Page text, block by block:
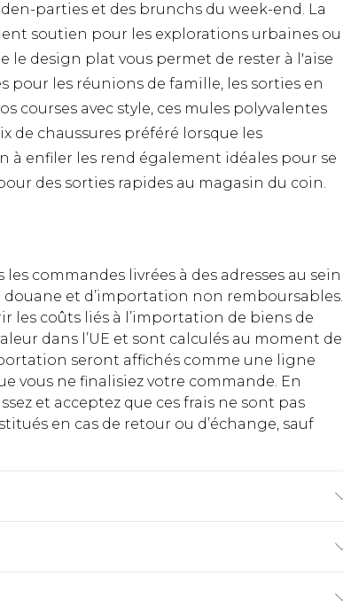
parties et des brunchs du week-end. La
soutien pour les explorations urbaines ou
le design plat vous permet de rester à l'aise
pour les réunions de famille, les sorties en
courses avec style, ces mules polyvalentes
de chaussures préféré lorsque les
enfiler les rend également idéales pour se
des sorties rapides au magasin du coin.
commandes livrées à des adresses au sein
douane et d’importation non remboursables.
les coûts liés à l’importation de biens de
dans l’UE et sont calculés au moment de
seront affichés comme une ligne
vous ne finalisiez votre commande. En
et acceptez que ces frais ne sont pas
en cas de retour ou d’échange, sauf
€2.99